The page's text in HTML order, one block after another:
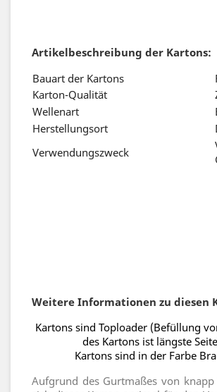
Artikelbeschreibung der Kartons:
Bauart der Kartons
Karton-Qualität
Wellenart
Herstellungsort
Verwendungszweck
Weitere Informationen zu diesen
Kartons sind Toploader (Befüllung
des Kartons ist längste
Kartons sind in der Farbe
Aufgrund des Gurtmaßes von knapp